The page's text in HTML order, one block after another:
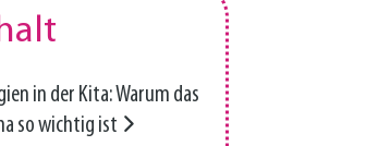
in der Kita: Warum das
so wichtig ist